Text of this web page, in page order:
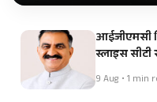
आईजीएमसी
स्लाइस
9 Aug • 1 min